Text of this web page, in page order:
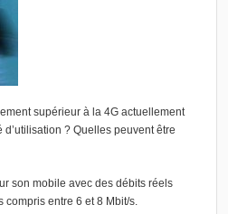
supérieur à la 4G actuellement
? Quelles peuvent être
son mobile avec des débits réels
compris entre 6 et 8 Mbit/s.